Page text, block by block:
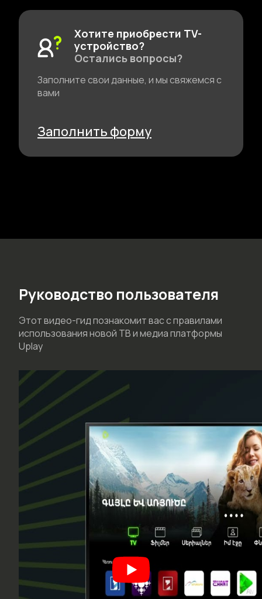
Хотите приобрести TV-
устройство?
Остались вопросы?
Заполните свои данные, и мы свяжемся с
вами
Заполнить форму
Руководство пользователя
Этот видео-гид познакомит вас с правилами
использования новой ТВ и медиа платформы
Uplay